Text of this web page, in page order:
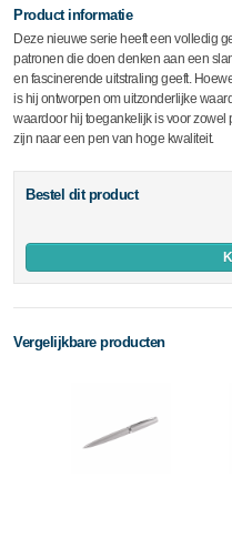
Product informatie
Deze nieuwe serie heeft een volledig
patronen die doen denken aan een
en fascinerende uitstraling geeft.
is hij ontworpen om uitzonderlijke
waardoor hij toegankelijk is voor
zijn naar een pen van hoge kwaliteit.
Bestel dit product
Vergelijkbare producten